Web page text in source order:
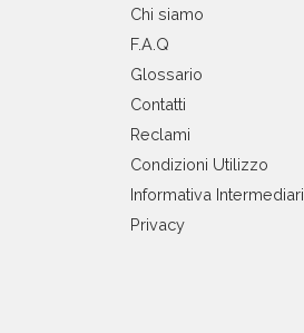
Chi siamo
F.A.Q
Glossario
Contatti
Reclami
Condizioni Utilizzo
Informativa Intermediari
Privacy